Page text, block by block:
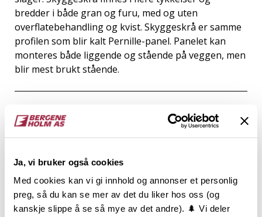
Ja, vi bruker også cookies
Med cookies kan vi gi innhold og annonser et personlig
preg, så du kan se mer av det du liker hos oss (og
kanskje slippe å se så mye av det andre). 🌲 Vi deler
bredder i både gran og furu, med og uten
overflatebehandling og kvist. Skyggeskrå er samme
profilen som blir kalt Pernille-panel. Panelet kan
monteres både liggende og stående på veggen, men
blir mest brukt stående.
Teknisk informasjon
Dokumentasjon
Inspirasjon